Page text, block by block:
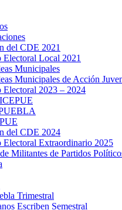
del CDE 2021
Electoral Local 2021
Municipales
Municipales de Acción
Electoral 2023 – 2024
del CDE 2024
Electoral Extraordinario 2025
Militantes de Partidos
Trimestral
Escriben Semestral